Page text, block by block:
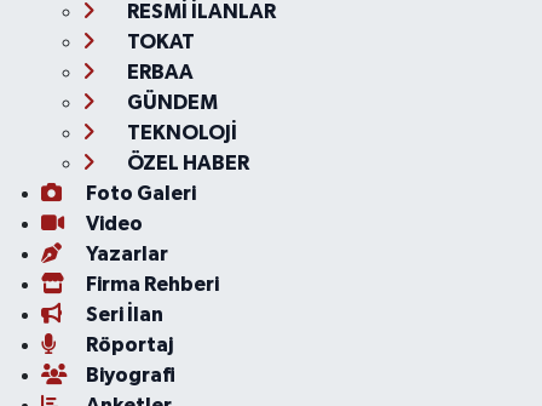
RESMİ İLANLAR
TOKAT
ERBAA
GÜNDEM
TEKNOLOJİ
ÖZEL HABER
Foto Galeri
Video
Yazarlar
Firma Rehberi
Seri İlan
Röportaj
Biyografi